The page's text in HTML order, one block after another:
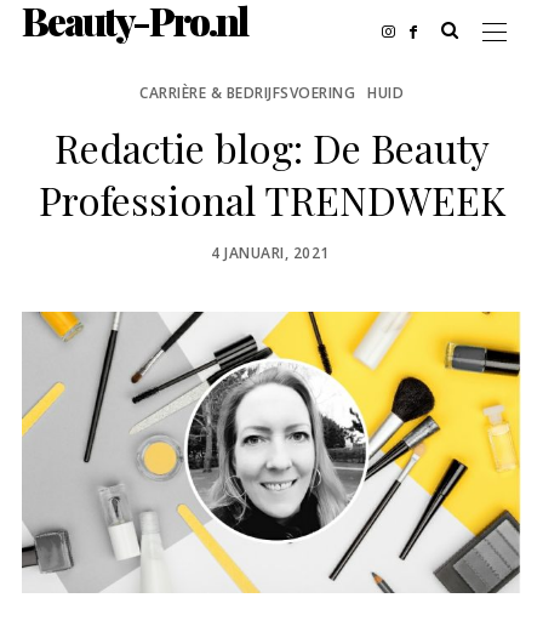
Beauty-Pro.nl
CARRIÈRE & BEDRIJFSVOERING HUID
Redactie blog: De Beauty
Professional TRENDWEEK
POSTED
4 JANUARI, 2021